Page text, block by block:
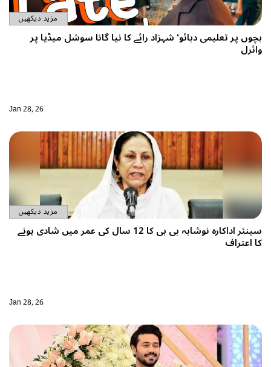
مزید دیکھیں
بچوں پر تعلیمی دبائو‘ شہزاد رائے کا نیا گانا سوشل میڈیا پر
وائرل
Jan 28, 26
مزید دیکھیں
سینئر اداکارہ نوشابہ بی بی کا 12 سال کی عمر میں شادی ہونے
کا اعتراف
Jan 28, 26